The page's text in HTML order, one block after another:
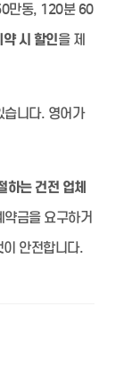
만동, 120분 60
시 할인을 제
습니다. 영어가
하는 건전 업체
금을 요구하거
이 안전합니다.